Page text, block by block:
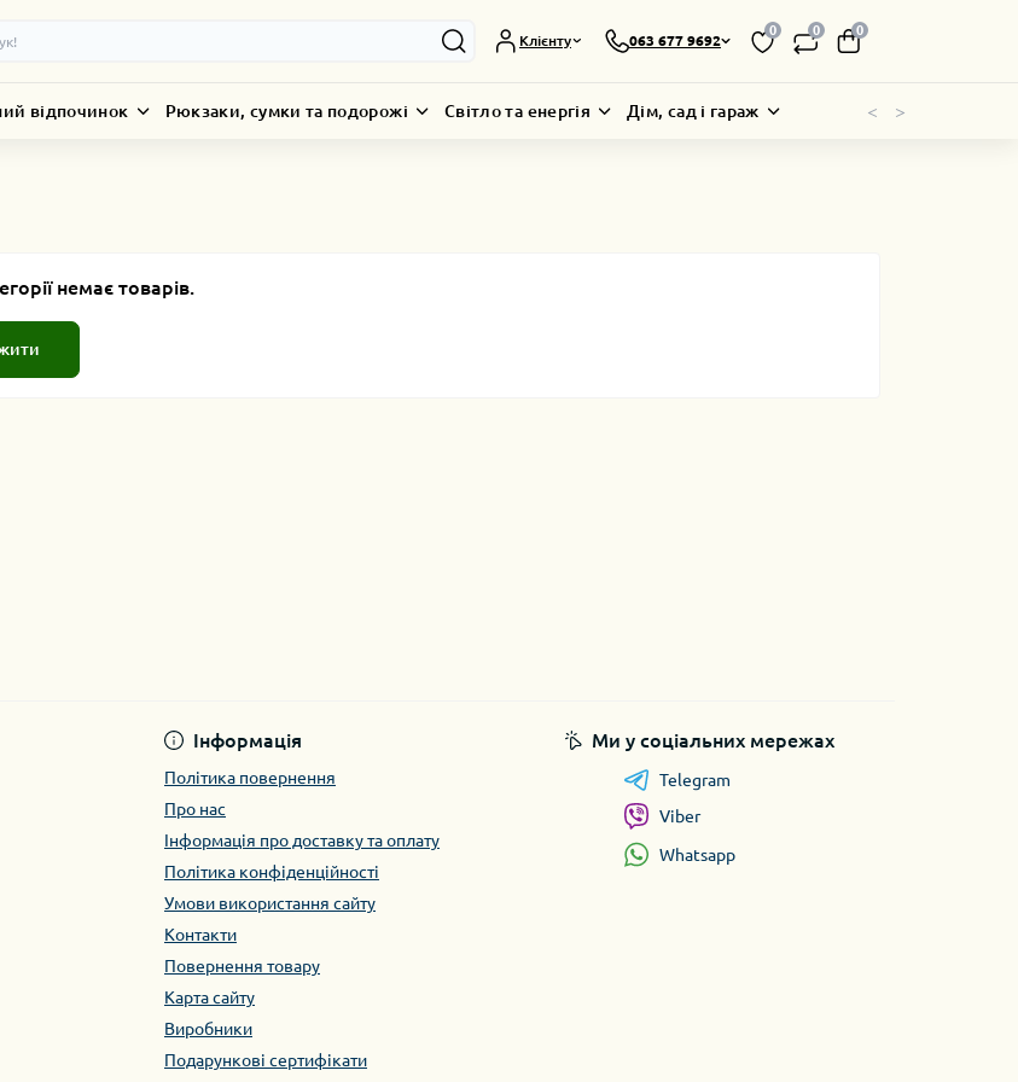
Клієнту 063 677 9692
0 0 0
відпочинок Рюкзаки, сумки та подорожі Світло та енергія Дім, сад і гараж < >
немає товарів.
Інформація
Політика повернення
Про нас
Інформація про доставку та оплату
Політика конфіденційності
Умови використання сайту
Контакти
Повернення товару
Карта сайту
Виробники
Подарункові сертифікати
Ми у соціальних мережах
Telegram
Viber
Whatsapp